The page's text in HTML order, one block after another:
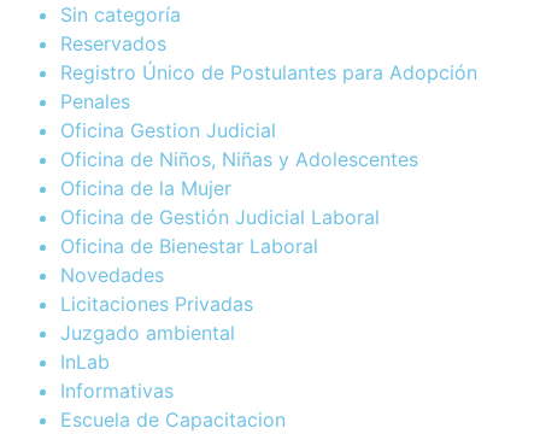
Sin categoría
Reservados
Registro Único de Postulantes para Adopción
Penales
Oficina Gestion Judicial
Oficina de Niños, Niñas y Adolescentes
Oficina de la Mujer
Oficina de Gestión Judicial Laboral
Oficina de Bienestar Laboral
Novedades
Licitaciones Privadas
Juzgado ambiental
InLab
Informativas
Escuela de Capacitacion